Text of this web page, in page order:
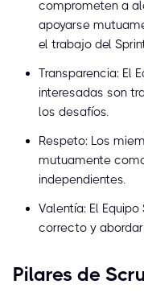
comprometen a
apoyarse
el trabajo del
Transparencia: El
interesadas son
los desafíos.
Respeto: Los
mutuamente
independientes.
Valentía: El
correcto y
Pilares de